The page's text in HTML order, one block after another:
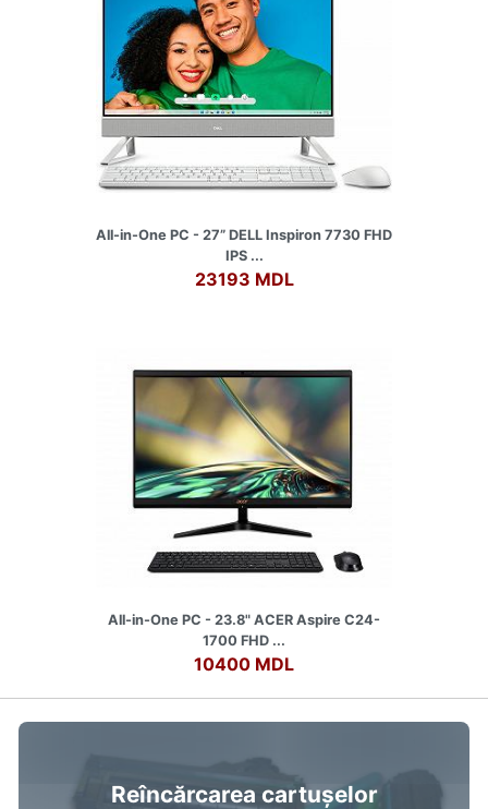
All-in-One PC - 27” DELL Inspiron 7730 FHD
IPS ...
23193 MDL
All-in-One PC - 23.8" ACER Aspire C24-
1700 FHD ...
10400 MDL
Reîncărcarea cartușelor